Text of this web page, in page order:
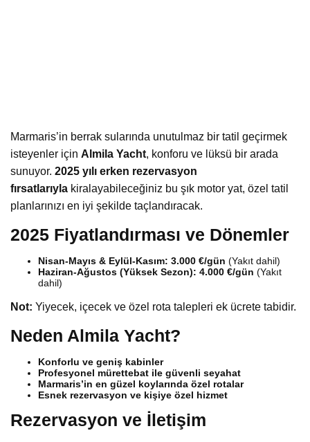
Marmaris’in berrak sularında unutulmaz bir tatil geçirmek
isteyenler için Almila Yacht, konforu ve lüksü bir arada
sunuyor. 2025 yılı erken rezervasyon
fırsatlarıyla kiralayabileceğiniz bu şık motor yat, özel tatil
planlarınızı en iyi şekilde taçlandıracak.
2025 Fiyatlandırması ve Dönemler
Nisan-Mayıs & Eylül-Kasım: 3.000 €/gün (Yakıt dahil)
Haziran-Ağustos (Yüksek Sezon): 4.000 €/gün (Yakıt
dahil)
Not: Yiyecek, içecek ve özel rota talepleri ek ücrete tabidir.
Neden Almila Yacht?
Konforlu ve geniş kabinler
Profesyonel mürettebat ile güvenli seyahat
Marmaris’in en güzel koylarında özel rotalar
Esnek rezervasyon ve kişiye özel hizmet
Rezervasyon ve İletişim